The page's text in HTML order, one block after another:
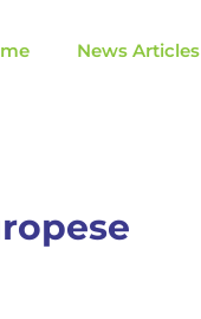
News Articles